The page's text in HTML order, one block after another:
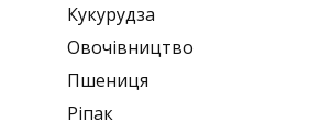
Кукурудза
Овочівництво
Пшениця
Ріпак